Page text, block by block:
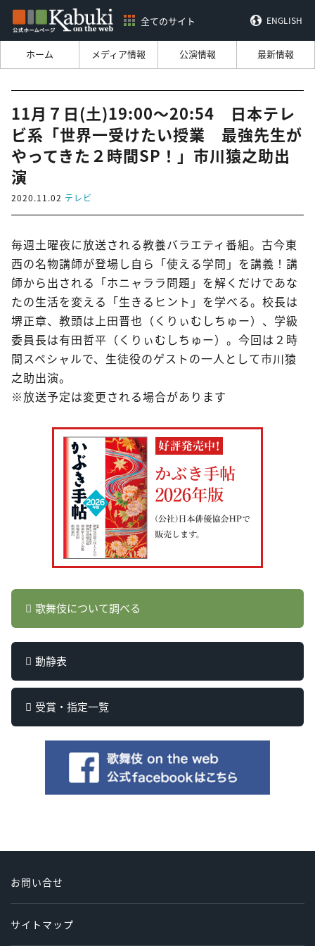
全てのサイト ENGLISH
ホーム メディア情報 公演情報 最新情報
11月７日(土)19:00～20:54 日本テレ
ビ系「世界一受けたい授業 最強先生が
やってきた２時間SP！」市川猿之助出
演
2020.11.02 テレビ
毎週土曜夜に放送される教養バラエティ番組。古今東
西の名物講師が登場し自ら「使える学問」を講義！講
師から出される「ホニャララ問題」を解くだけであな
たの生活を変える「生きるヒント」を学べる。校長は
堺正章、教頭は上田晋也（くりぃむしちゅー）、学級
委員長は有田哲平（くりぃむしちゅー）。今回は２時
間スペシャルで、生徒役のゲストの一人として市川猿
之助出演。
※放送予定は変更される場合があります
歌舞伎について調べる
動静表
受賞・指定一覧
お問い合せ
サイトマップ